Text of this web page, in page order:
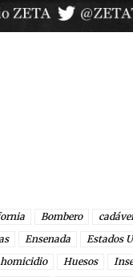
Bombero
Ensenada
Estados
homicidio Huesos